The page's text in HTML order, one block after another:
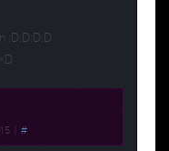
:D:D:D:D
#